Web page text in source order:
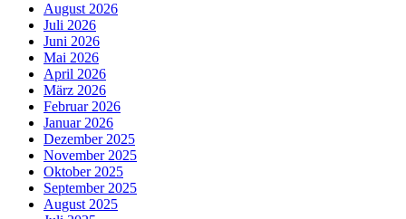
August 2026
Juli 2026
Juni 2026
Mai 2026
April 2026
März 2026
Februar 2026
Januar 2026
Dezember 2025
November 2025
Oktober 2025
September 2025
August 2025